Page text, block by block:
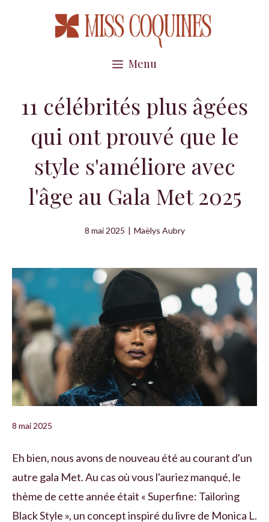
Menu
11 célébrités plus âgées
qui ont prouvé que le
style s'améliore avec
l'âge au Gala Met 2025
8 mai 2025 | Maëlys Aubry
8 mai 2025
Eh bien, nous avons de nouveau été au courant d'un
autre gala Met. Au cas où vous l'auriez manqué, le
thème de cette année était « Superfine: Tailoring
Black Style », un concept inspiré du livre de Monica L.